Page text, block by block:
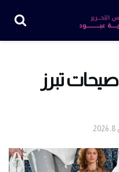
أحذية شتاء 2026 .. 8 صيحات تبرز